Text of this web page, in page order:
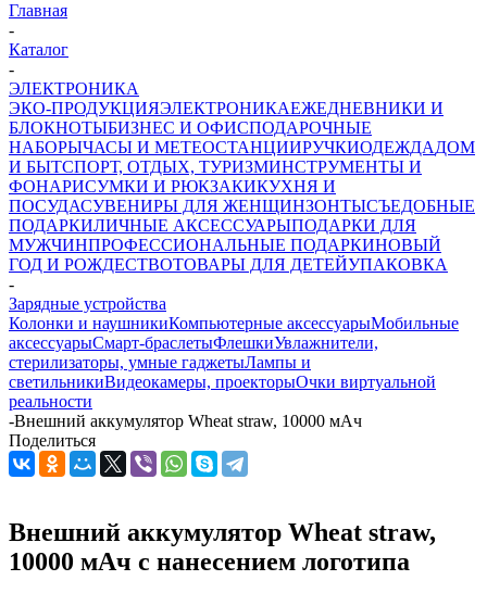
Главная
-
Каталог
-
ЭЛЕКТРОНИКА
ЭКО-ПРОДУКЦИЯЭЛЕКТРОНИКАЕЖЕДНЕВНИКИ И
БЛОКНОТЫБИЗНЕС И ОФИСПОДАРОЧНЫЕ
НАБОРЫЧАСЫ И МЕТЕОСТАНЦИИРУЧКИОДЕЖДАДОМ
И БЫТСПОРТ, ОТДЫХ, ТУРИЗМИНСТРУМЕНТЫ И
ФОНАРИСУМКИ И РЮКЗАКИКУХНЯ И
ПОСУДАСУВЕНИРЫ ДЛЯ ЖЕНЩИНЗОНТЫСЪЕДОБНЫЕ
ПОДАРКИЛИЧНЫЕ АКСЕССУАРЫПОДАРКИ ДЛЯ
МУЖЧИНПРОФЕССИОНАЛЬНЫЕ ПОДАРКИНОВЫЙ
ГОД И РОЖДЕСТВОТОВАРЫ ДЛЯ ДЕТЕЙУПАКОВКА
-
Зарядные устройства
Колонки и наушникиКомпьютерные аксессуарыМобильные
аксессуарыСмарт-браслетыФлешкиУвлажнители,
стерилизаторы, умные гаджетыЛампы и
светильникиВидеокамеры, проекторыОчки виртуальной
реальности
-Внешний аккумулятор Wheat straw, 10000 мАч
Поделиться
Внешний аккумулятор Wheat straw,
10000 мАч с нанесением логотипа